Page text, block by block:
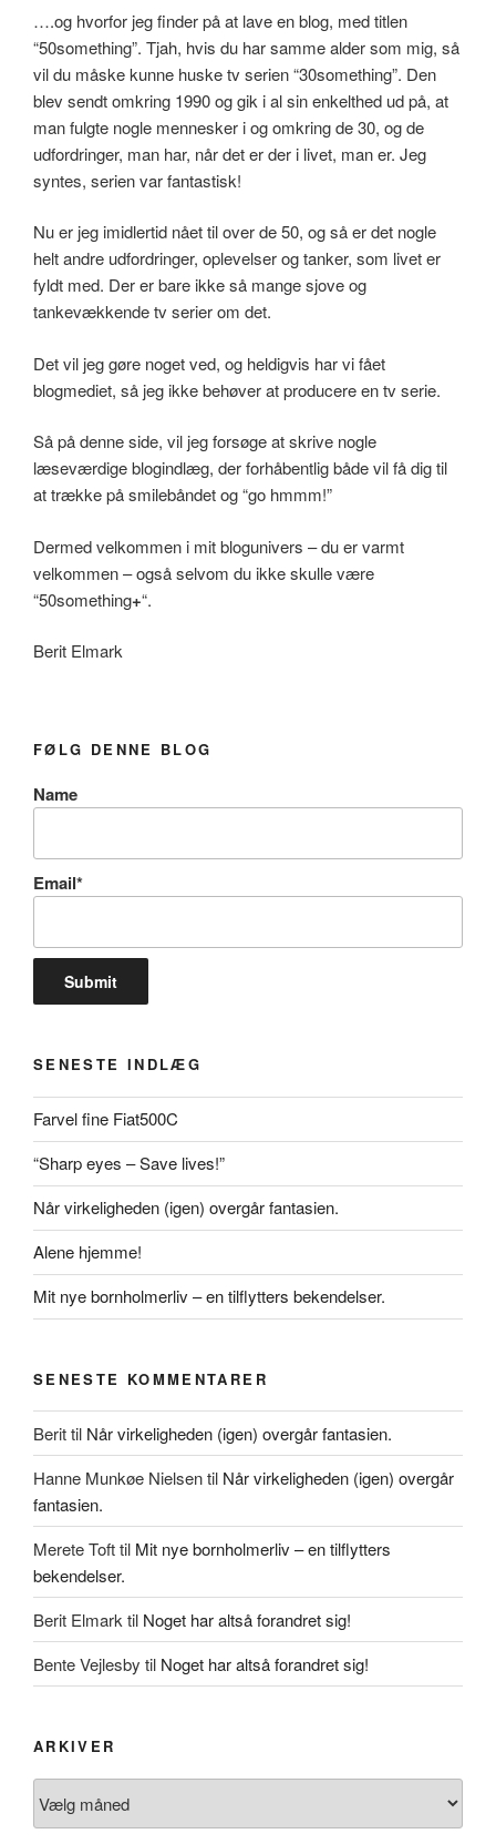
….og hvorfor jeg finder på at lave en blog, med titlen
“50something”. Tjah, hvis du har samme alder som mig, så
vil du måske kunne huske tv serien “30something”. Den
blev sendt omkring 1990 og gik i al sin enkelthed ud på, at
man fulgte nogle mennesker i og omkring de 30, og de
udfordringer, man har, når det er der i livet, man er. Jeg
syntes, serien var fantastisk!
Nu er jeg imidlertid nået til over de 50, og så er det nogle
helt andre udfordringer, oplevelser og tanker, som livet er
fyldt med. Der er bare ikke så mange sjove og
tankevækkende tv serier om det.
Det vil jeg gøre noget ved, og heldigvis har vi fået
blogmediet, så jeg ikke behøver at producere en tv serie.
Så på denne side, vil jeg forsøge at skrive nogle
læseværdige blogindlæg, der forhåbentlig både vil få dig til
at trække på smilebåndet og “go hmmm!”
Dermed velkommen i mit blogunivers – du er varmt
velkommen – også selvom du ikke skulle være
“50something+“.
Berit Elmark
FØLG DENNE BLOG
Name
Email*
SENESTE INDLÆG
Farvel fine Fiat500C
“Sharp eyes – Save lives!”
Når virkeligheden (igen) overgår fantasien.
Alene hjemme!
Mit nye bornholmerliv – en tilflytters bekendelser.
SENESTE KOMMENTARER
Berittil Når virkeligheden (igen) overgår fantasien.
Hanne Munkøe Nielsentil Når virkeligheden (igen) overgår
fantasien.
Merete Tofttil Mit nye bornholmerliv – en tilflytters
bekendelser.
Berit Elmark til Noget har altså forandret sig!
Bente Vejlesby til Noget har altså forandret sig!
ARKIVER